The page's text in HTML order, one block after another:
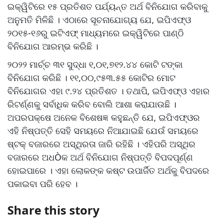
ଇକ୍ୱିଟିରେ ୧୫ ପ୍ରତିଶତ ପର୍ଯ୍ୟନ୍ତ ଅର୍ଥ ବିନିଯୋଗ କରିବାକୁ
ଅନୁମତି ମିଳିଛି । ଏଠାରେ ସୂଚନାଯୋଗ୍ୟ ଯେ, ଇପିଏଫ୍ଓ
୨୦୧୫-୧୬ରୁ ଇଟିଏଫ୍ ମାଧ୍ୟମରେ ଇକ୍ୱିଟିରେ ପାଣ୍ଠି
ବିନିଯୋଗ ଆରମ୍ଭ କରିଛି ।
୨୦୨୨ ମାର୍ଚ୍ଚ ୩୧ ସୁଦ୍ଧା ୧,୦୧,୭୧୨.୪୪ କୋଟି ଟଙ୍କା
ବିନିଯୋଗ କରିଛି । ୧୧,୦୦,୯୫୩.୫୫ କୋଟିର ମୋଟ
ବିନିଯୋଗର ଏହା ୯.୨୪ ପ୍ରତିଶତ । ତଥାପି, ଇପିଏଫ୍ଓ ଏହାର
ରିଟର୍ଣ୍ଣକୁ ସର୍ବାଧିକ କରିବ ବୋଲି ଆଶା କରାଯାଉଛି ।
ଅପରପକ୍ଷେ ଅନେକ ବିଶେଷଜ୍ଞ କହୁଛନ୍ତି ଯେ, ଇପିଏଫ୍ଓର
ଏହି ନିଷ୍ପତ୍ତି ସେହି ସମୟରେ ନିଆଯାଇଛି ଯେଉଁ ସମୟରେ
ଷ୍ଟକ୍ ବଜାରରେ ଅସ୍ଥିରତା ଜାରି ରହିଛି । ଏହିପରି ଅସ୍ଥିର
ବଜାରରେ ଅଧÒକ ଅର୍ଥ ବିନିଯୋଗ ନିଷ୍ପତ୍ତି ବିପଦପୂର୍ଣ୍ଣ
ହୋଇପାରେ । ଏହା ଲୋକଙ୍କ କଷ୍ଟ ଉପାର୍ଜିତ ଅର୍ଥକୁ ବିପଦରେ
ପକାଇବା ପରି ହେବ ।
Share this story